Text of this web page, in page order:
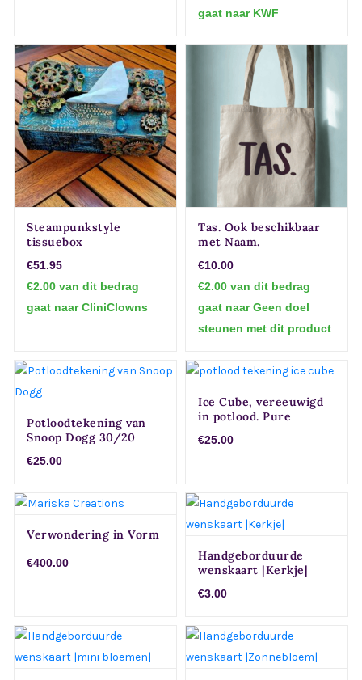
gaat naar KWF
Steampunkstyle
tissuebox
€51.95
€2.00 van dit bedrag
gaat naar CliniClowns
Tas. Ook beschikbaar
met Naam.
€10.00
€2.00 van dit bedrag
gaat naar Geen doel
steunen met dit product
Potloodtekening van
Snoop Dogg 30/20
€25.00
Ice Cube, vereeuwigd
in potlood. Pure
30/20cm.
€25.00
Verwondering in Vorm
€400.00
Handgeborduurde
wenskaart |Kerkje|
€3.00